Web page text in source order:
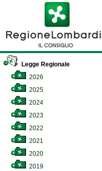
Legge Regionale
2026
2025
2024
2023
2022
2021
2020
2019